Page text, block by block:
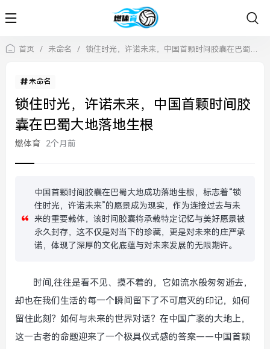
首页 / 未命名 / 锁住时光，许诺未来，中国首颗时间胶囊在巴蜀大地落地生根
未命名
锁住时光，许诺未来，中国首颗时间胶
囊在巴蜀大地落地生根
燃体育 2个月前
中国首颗时间胶囊在巴蜀大地成功落地生根，标志着“锁
住时光，许诺未来”的愿景成为现实，作为连接过去与未
来的重要载体，该时间胶囊将承载特定记忆与美好愿景被
永久封存，这不仅是对当下的珍藏，更是对未来的庄严承
诺，体现了深厚的文化底蕴与对未来发展的无限期许。
时间,往往是看不见、摸不着的，它如流水般匆匆逝去，
却也在我们生活的每一个瞬间留下了不可磨灭的印记，如何
留住此刻？如何与未来的世界对话？在中国广袤的大地上，
这一古老的命题迎来了一个极具仪式感的答案——中国首颗